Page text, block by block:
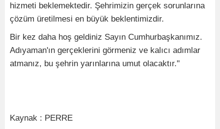
hizmeti beklemektedir. Şehrimizin gerçek sorunlarına
çözüm üretilmesi en büyük beklentimizdir.
Bir kez daha hoş geldiniz Sayın Cumhurbaşkanımız.
Adıyaman'ın gerçeklerini görmeniz ve kalıcı adımlar
atmanız, bu şehrin yarınlarına umut olacaktır."
Kaynak : PERRE